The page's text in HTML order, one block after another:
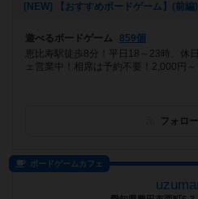
遊べるボードゲーム
859個
恵比寿駅徒歩8分！平日18～23時、休
ェ営業中！相席は予約不要！2,000円
フォロ
ボードゲームカフェ